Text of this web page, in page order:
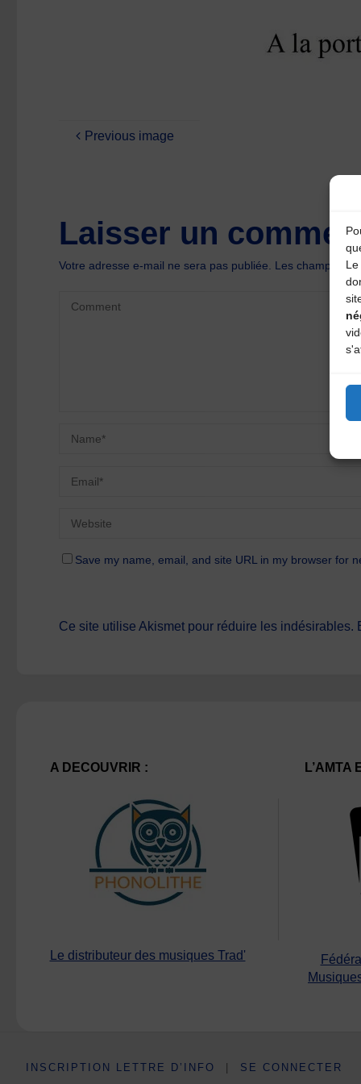
Previous image
Laisser un
Votre adresse e-mail ne sera pas publiée. Les champs
Save my name, email, and site URL in my browser for
Ce site utilise Akismet pour réduire les indésirables.
A DECOUVRIR :
Le distributeur des musiques Trad'
L’AMTA
INSCRIPTION LETTRE D’INFO | SE CONNECTER